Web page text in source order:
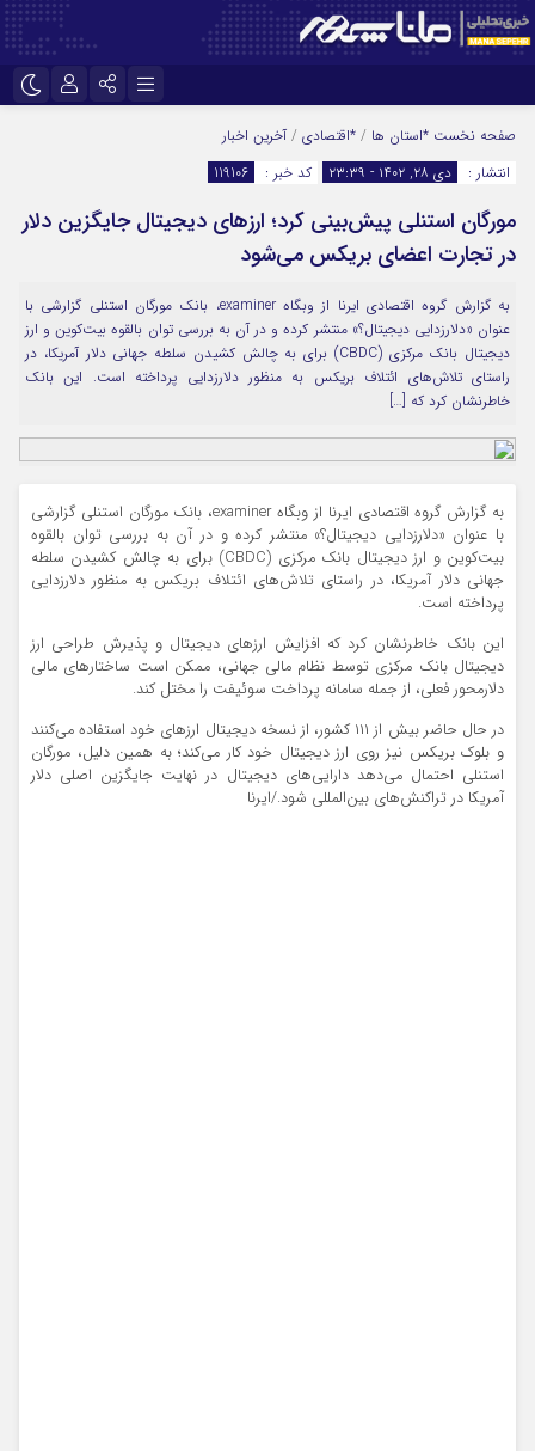
اینستاگرام
سروش
ایتا
آپارات
نام کاربری یا نشانی ایمیل
رمز عبور
مرا به خاطر بسپار
صفحه نخست *استان ها / *اقتصادی / آخرین اخبار
انتشار :
دی ۲۸, ۱۴۰۲ - ۲۳:۳۹ کد خبر : 119106
مورگان استنلی پیش‌بینی کرد؛ ارزهای دیجیتال جایگزین دلار
در تجارت اعضای بریکس می‌شود
به گزارش گروه اقتصادی ایرنا از وبگاه examiner، بانک مورگان استنلی گزارشی با
عنوان «دلارزدایی دیجیتال؟» منتشر کرده و در آن به بررسی توان بالقوه بیت‌کوین و ارز
دیجیتال بانک مرکزی (CBDC) برای به چالش کشیدن سلطه جهانی دلار آمریکا، در
راستای تلاش‌های ائتلاف بریکس به منظور دلارزدایی پرداخته است. این بانک
خاطرنشان کرد که […]
به گزارش گروه اقتصادی ایرنا از وبگاه examiner، بانک مورگان استنلی گزارشی
با عنوان «دلارزدایی دیجیتال؟» منتشر کرده و در آن به بررسی توان بالقوه
بیت‌کوین و ارز دیجیتال بانک مرکزی (CBDC) برای به چالش کشیدن سلطه
جهانی دلار آمریکا، در راستای تلاش‌های ائتلاف بریکس به منظور دلارزدایی
پرداخته است.
این بانک خاطرنشان کرد که افزایش ارزهای دیجیتال و پذیرش طراحی ارز
دیجیتال بانک مرکزی توسط نظام مالی جهانی، ممکن است ساختارهای مالی
دلارمحور فعلی، از جمله سامانه پرداخت سوئیفت را مختل کند.
در حال حاضر بیش از ۱۱۱ کشور، از نسخه دیجیتال ارزهای خود استفاده می‌کنند
و بلوک بریکس نیز روی ارز دیجیتال خود کار می‌کند؛ به همین دلیل، مورگان
استنلی احتمال می‌دهد دارایی‌های دیجیتال در نهایت جایگزین اصلی دلار
آمریکا در تراکنش‌های بین‌المللی شود./ایرنا